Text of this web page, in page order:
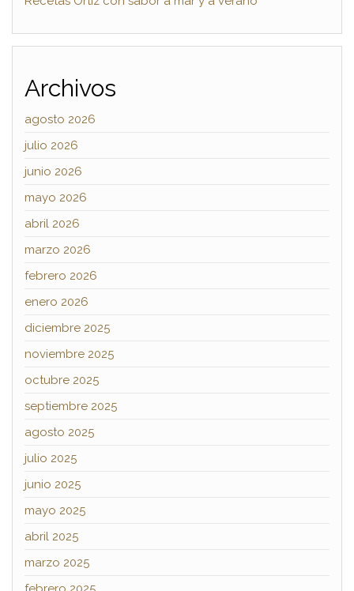
Archivos
agosto 2026
julio 2026
junio 2026
mayo 2026
abril 2026
marzo 2026
febrero 2026
enero 2026
diciembre 2025
noviembre 2025
octubre 2025
septiembre 2025
agosto 2025
julio 2025
junio 2025
mayo 2025
abril 2025
marzo 2025